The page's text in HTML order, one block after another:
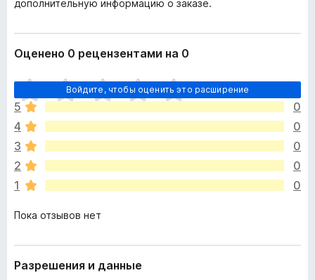
дополнительную информацию о заказе.
Оценено 0 рецензентами на 0
Войдите, чтобы оценить это расширение
О
ц
е
н
о
к
п
о
а
е
т
5
0
4
0
3
0
2
0
1
0
Пока отзывов нет
Разрешения и данные